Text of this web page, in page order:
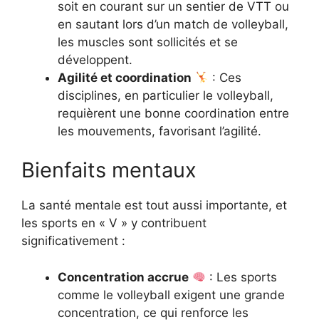
soit en courant sur un sentier de VTT ou
en sautant lors d’un match de volleyball,
les muscles sont sollicités et se
développent.
Agilité et coordination
: Ces
disciplines, en particulier le volleyball,
requièrent une bonne coordination entre
les mouvements, favorisant l’agilité.
Bienfaits mentaux
La santé mentale est tout aussi importante, et
les sports en « V » y contribuent
significativement :
Concentration accrue
: Les sports
comme le volleyball exigent une grande
concentration, ce qui renforce les